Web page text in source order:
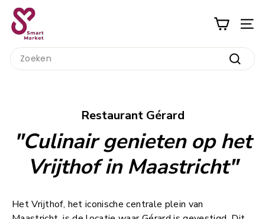
naar
inhoud
S
m
a
r
k
Search
Restaurant Gérard
"Culinair genieten op het
Vrijthof in Maastricht"
Het Vrijthof, het iconische centrale plein van